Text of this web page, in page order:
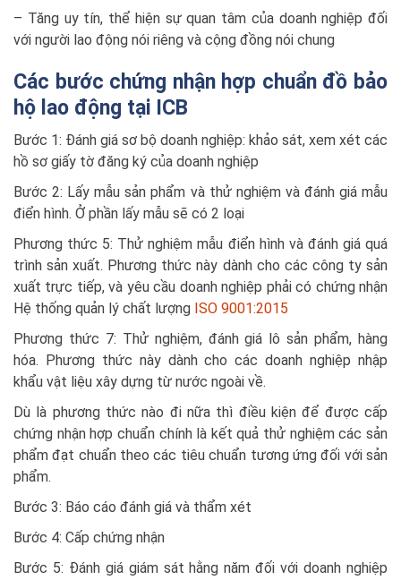
– Tăng uy tín, thể hiện sự quan tâm của doanh nghiệp đối
với người lao động nói riêng và cộng đồng nói chung
Các bước chứng nhận hợp chuẩn đồ bảo
hộ lao động tại ICB
Bước 1: Đánh giá sơ bộ doanh nghiệp: khảo sát, xem xét các
hồ sơ giấy tờ đăng ký của doanh nghiệp
Bước 2: Lấy mẫu sản phẩm và thử nghiệm và đánh giá mẫu
điển hình. Ở phần lấy mẫu sẽ có 2 loại
Phương thức 5: Thử nghiệm mẫu điển hình và đánh giá quá
trình sản xuất. Phương thức này dành cho các công ty sản
xuất trực tiếp, và yêu cầu doanh nghiệp phải có chứng nhận
Hệ thống quản lý chất lượng ISO 9001:2015
Phương thức 7: Thử nghiệm, đánh giá lô sản phẩm, hàng
hóa. Phương thức này dành cho các doanh nghiệp nhập
khẩu vật liệu xây dựng từ nước ngoài về.
Dù là phương thức nào đi nữa thì điều kiện để được cấp
chứng nhận hợp chuẩn chính là kết quả thử nghiệm các sản
phẩm đạt chuẩn theo các tiêu chuẩn tương ứng đối với sản
phẩm.
Bước 3: Báo cáo đánh giá và thẩm xét
Bước 4: Cấp chứng nhận
Bước 5: Đánh giá giám sát hằng năm đối với doanh nghiệp